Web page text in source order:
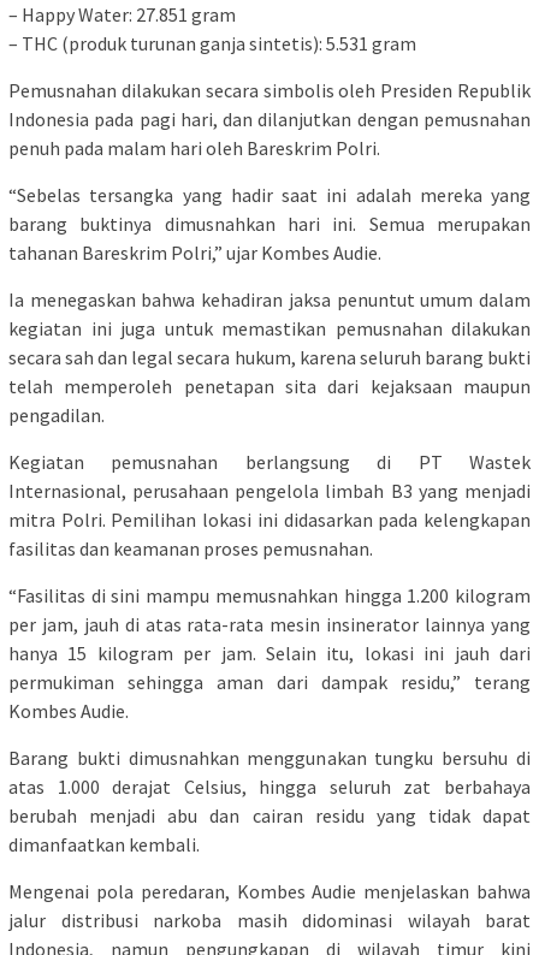
– Happy Water: 27.851 gram
– THC (produk turunan ganja sintetis): 5.531 gram
Pemusnahan dilakukan secara simbolis oleh Presiden Republik
Indonesia pada pagi hari, dan dilanjutkan dengan pemusnahan
penuh pada malam hari oleh Bareskrim Polri.
“Sebelas tersangka yang hadir saat ini adalah mereka yang
barang buktinya dimusnahkan hari ini. Semua merupakan
tahanan Bareskrim Polri,” ujar Kombes Audie.
Ia menegaskan bahwa kehadiran jaksa penuntut umum dalam
kegiatan ini juga untuk memastikan pemusnahan dilakukan
secara sah dan legal secara hukum, karena seluruh barang bukti
telah memperoleh penetapan sita dari kejaksaan maupun
pengadilan.
Kegiatan pemusnahan berlangsung di PT Wastek
Internasional, perusahaan pengelola limbah B3 yang menjadi
mitra Polri. Pemilihan lokasi ini didasarkan pada kelengkapan
fasilitas dan keamanan proses pemusnahan.
“Fasilitas di sini mampu memusnahkan hingga 1.200 kilogram
per jam, jauh di atas rata-rata mesin insinerator lainnya yang
hanya 15 kilogram per jam. Selain itu, lokasi ini jauh dari
permukiman sehingga aman dari dampak residu,” terang
Kombes Audie.
Barang bukti dimusnahkan menggunakan tungku bersuhu di
atas 1.000 derajat Celsius, hingga seluruh zat berbahaya
berubah menjadi abu dan cairan residu yang tidak dapat
dimanfaatkan kembali.
Mengenai pola peredaran, Kombes Audie menjelaskan bahwa
jalur distribusi narkoba masih didominasi wilayah barat
Indonesia, namun pengungkapan di wilayah timur kini